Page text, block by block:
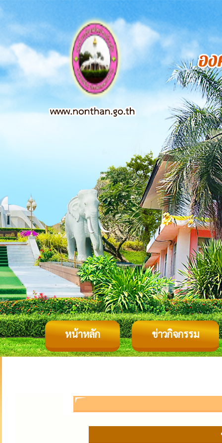
หน้าหลัก ข่าวกิจกรรม